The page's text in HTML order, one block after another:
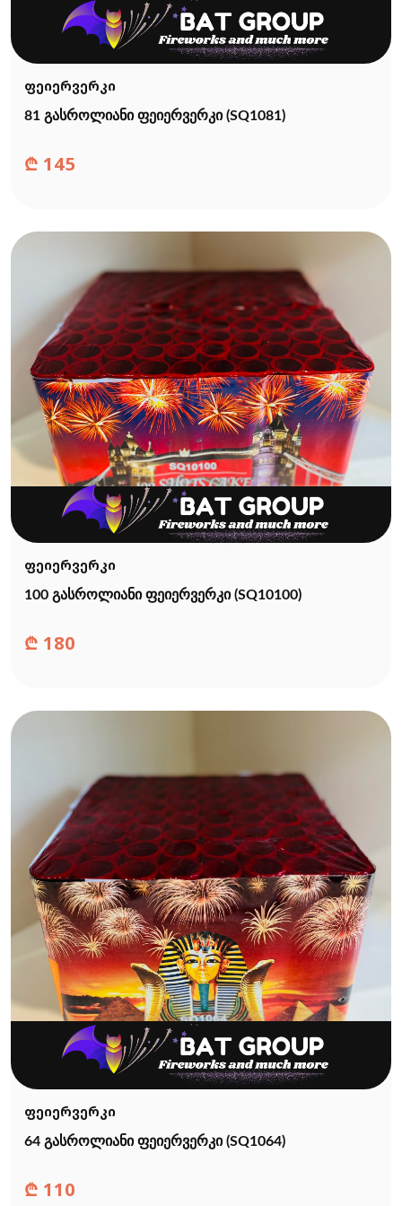
ფეიერვერკი
81 გასროლიანი ფეიერვერკი (SQ1081)
₾ 145
ფეიერვერკი
100 გასროლიანი ფეიერვერკი (SQ10100)
₾ 180
ფეიერვერკი
64 გასროლიანი ფეიერვერკი (SQ1064)
₾ 110